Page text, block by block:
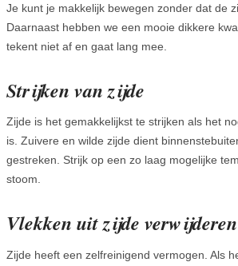
Je kunt je makkelijk bewegen zonder dat de
Daarnaast hebben we een mooie dikkere
tekent niet af en gaat lang mee.
Strijken van zijde
Zijde is het gemakkelijkst te strijken als het
is. Zuivere en wilde zijde dient
gestreken. Strijk op een zo laag mogelijke
stoom.
Vlekken uit zijde verwijderen
Zijde heeft een zelfreinigend vermogen. Als